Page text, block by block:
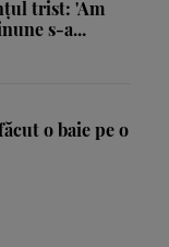
trist: 'Am
s-a...
o baie pe o